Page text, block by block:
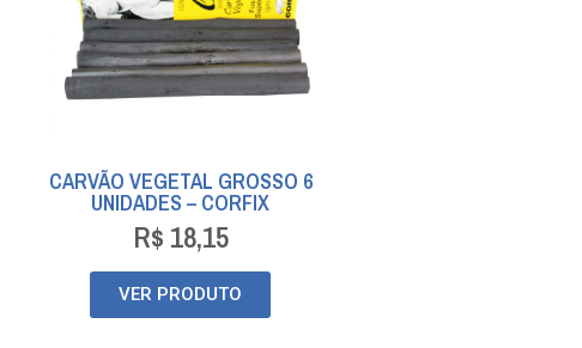
CARVÃO VEGETAL GROSSO 6
UNIDADES – CORFIX
R$ 18,15
VER PRODUTO